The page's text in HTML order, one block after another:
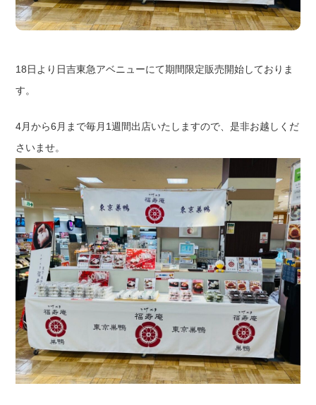
18日より日吉東急アベニューにて期間限定販売開始しておりま
す。
4月から6月まで毎月1週間出店いたしますので、是非お越しくだ
さいませ。